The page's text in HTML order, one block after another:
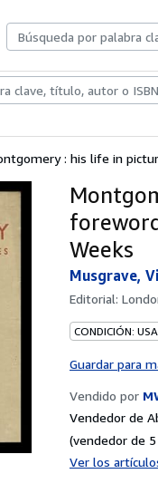
antiguosArte y
: his life in
Weeks
Musgrave,
Editorial:
CONDICIÓN:
Guardar para
Vendido por
Vendedor de
(vendedor de
Ver los